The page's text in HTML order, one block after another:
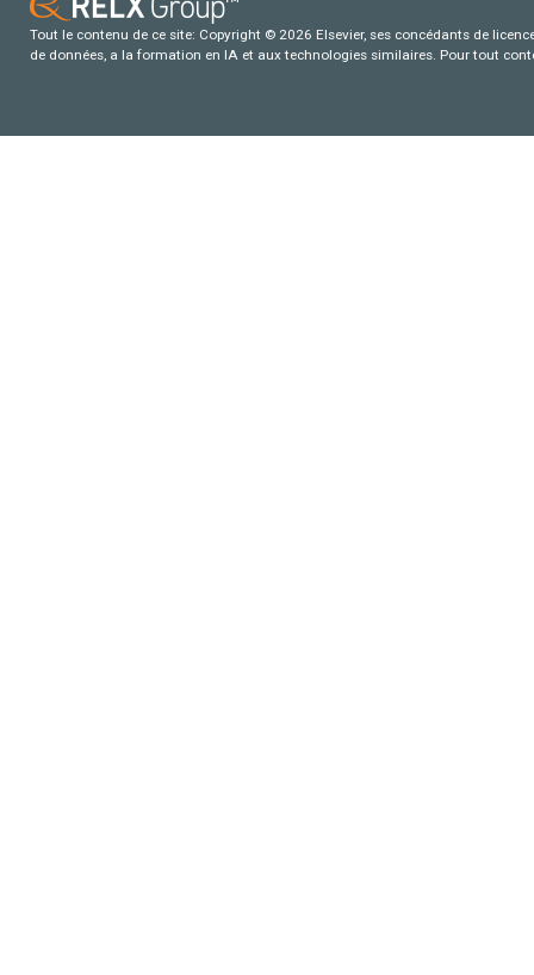
Tout le contenu de ce site: Copyright © 2026 Elsevier, ses concédants de
de données, a la formation en IA et aux technologies similaires. Pour tout